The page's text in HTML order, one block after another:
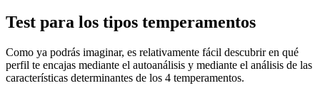
Test para los tipos temperamentos
Como ya podrás imaginar, es relativamente fácil descubrir en qué
perfil te encajas mediante el autoanálisis y mediante el análisis de las
características determinantes de los 4 temperamentos.